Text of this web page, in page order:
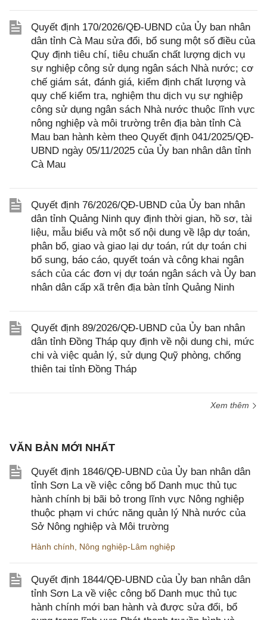
Quyết định 170/2026/QĐ-UBND của Ủy ban nhân
dân tỉnh Cà Mau sửa đổi, bổ sung một số điều của
Quy định tiêu chí, tiêu chuẩn chất lượng dịch vụ
sự nghiệp công sử dụng ngân sách Nhà nước; cơ
chế giám sát, đánh giá, kiểm định chất lượng và
quy chế kiểm tra, nghiệm thu dịch vụ sự nghiệp
công sử dụng ngân sách Nhà nước thuộc lĩnh vực
nông nghiệp và môi trường trên địa bàn tỉnh Cà
Mau ban hành kèm theo Quyết định 041/2025/QĐ-
UBND ngày 05/11/2025 của Ủy ban nhân dân tỉnh
Cà Mau
Quyết định 76/2026/QĐ-UBND của Ủy ban nhân
dân tỉnh Quảng Ninh quy định thời gian, hồ sơ, tài
liệu, mẫu biểu và một số nội dung về lập dự toán,
phân bổ, giao và giao lại dự toán, rút dự toán chi
bổ sung, báo cáo, quyết toán và công khai ngân
sách của các đơn vị dự toán ngân sách và Ủy ban
nhân dân cấp xã trên địa bàn tỉnh Quảng Ninh
Quyết định 89/2026/QĐ-UBND của Ủy ban nhân
dân tỉnh Đồng Tháp quy định về nội dung chi, mức
chi và việc quản lý, sử dụng Quỹ phòng, chống
thiên tai tỉnh Đồng Tháp
Xem thêm
VĂN BẢN MỚI NHẤT
Quyết định 1846/QĐ-UBND của Ủy ban nhân dân
tỉnh Sơn La về việc công bố Danh mục thủ tục
hành chính bị bãi bỏ trong lĩnh vực Nông nghiệp
thuộc phạm vi chức năng quản lý Nhà nước của
Sở Nông nghiệp và Môi trường
Hành chính Nông nghiệp-Lâm nghiệp
Quyết định 1844/QĐ-UBND của Ủy ban nhân dân
tỉnh Sơn La về việc công bố Danh mục thủ tục
hành chính mới ban hành và được sửa đổi, bổ